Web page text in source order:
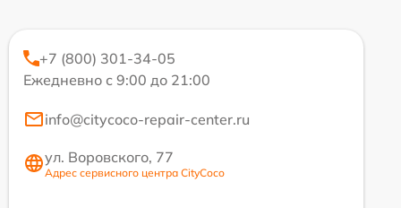
+7 (800) 301-34-05
Ежедневно с 9:00 до 21:00
info@citycoco-repair-center.ru
ул. Воровского, 77
Адрес сервисного центра CityCoco